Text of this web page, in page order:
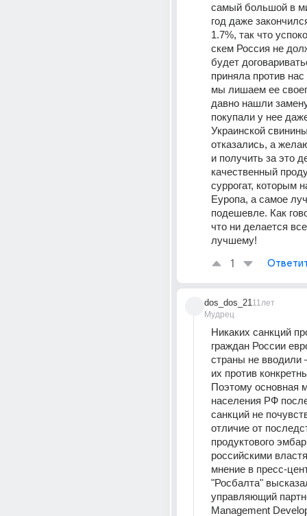
самый большой в
год даже
1.7%, так что
скем Россия не
будет
приняла против
мы лишаем ее
давно нашли
покупали у нее
Украинской
отказались, а
и получить за это
качественный
суррогат, которым
Еуропа, а самое
подешевле. Как
что ни делается
лучшему!
1
dos_dos_21
Мудрец
11лет
Никаких санкций
граждан России
страны не вводили
их против
Поэтому основная
населения РФ
санкций не
отличие от
продуктового
российскими
мнение в пресс-
"Росбалта"
управляющий
Management